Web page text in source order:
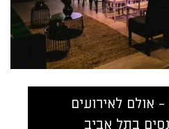
- אולם לאירועים
בתל אביב